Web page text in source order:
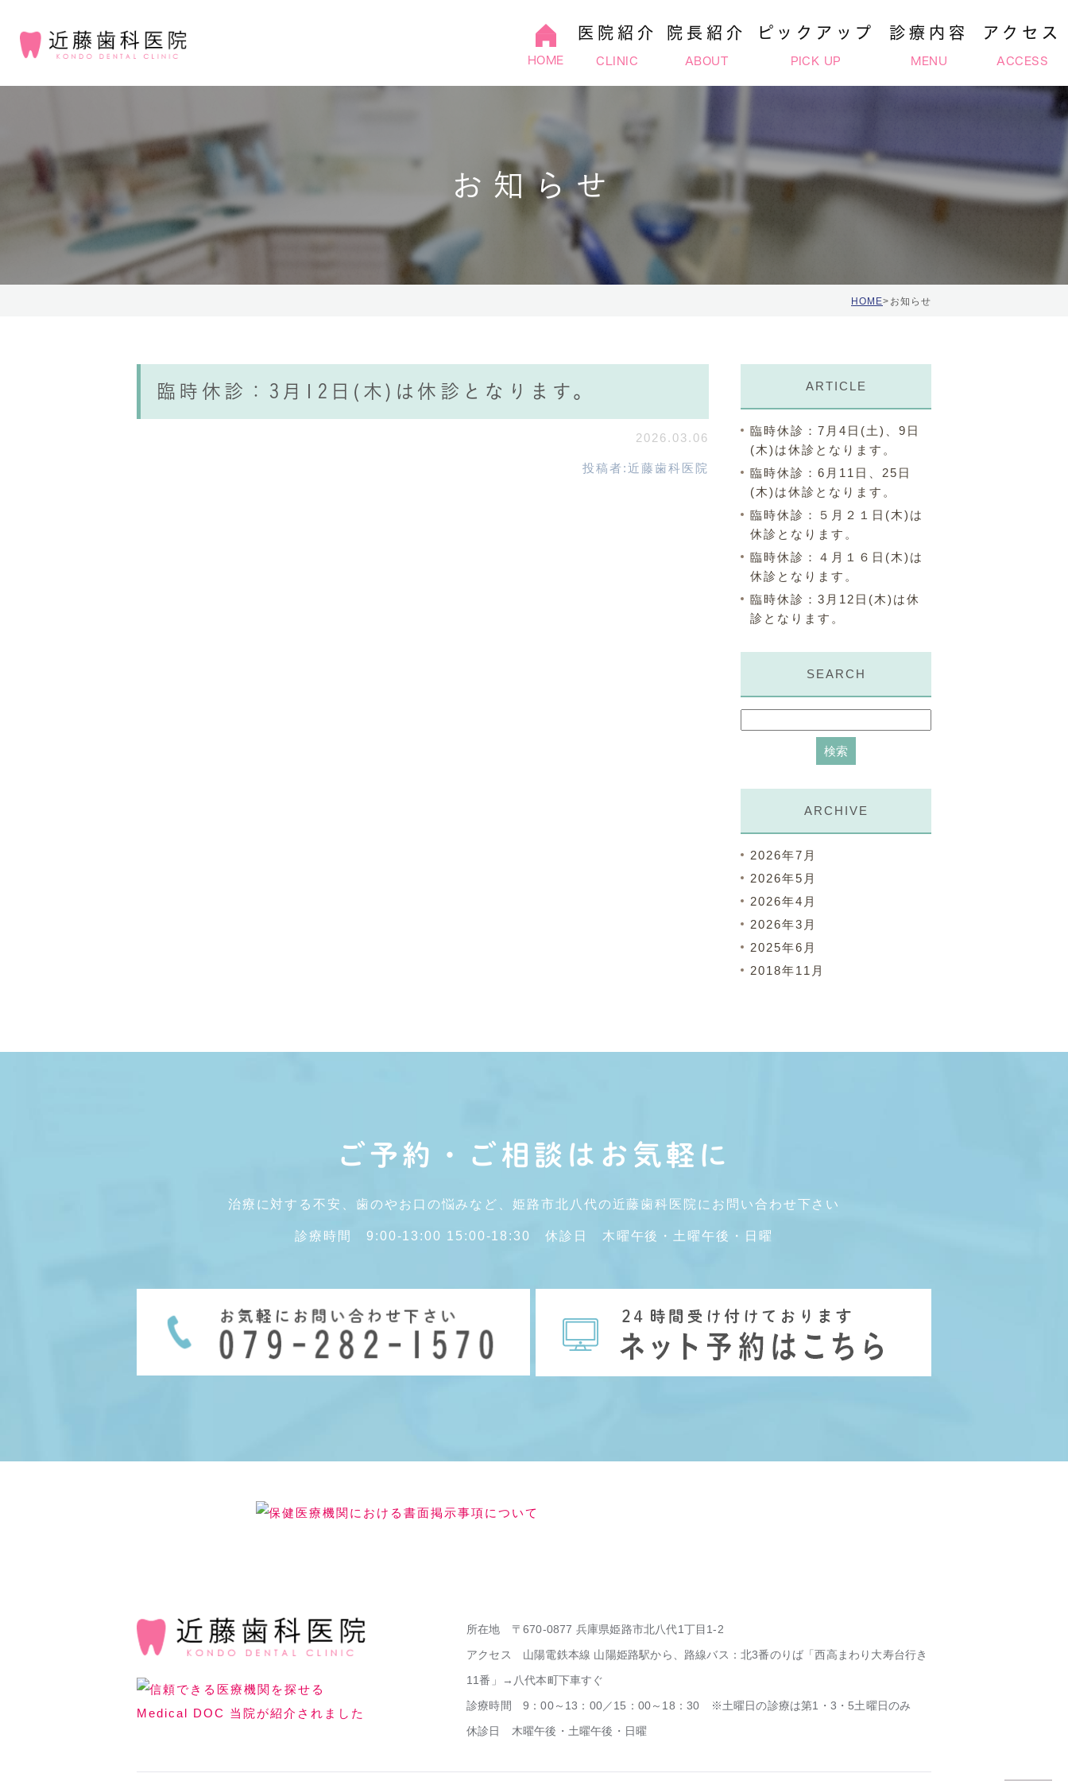
HOME
医院紹介
CLINIC
診療方針 アクセス 当院の特徴
院長紹介
ABOUT
ピックアップ
PICK UP
顎関節症・噛み合わせ治療 顕微鏡と薬を使った歯周病治療 バクテリアセラピーの細菌予防
診療内容
MENU
一般歯科 ホワイトニング
審美治療
顎関節症 入れ歯 インプラント 親知らずの抜歯
アクセス
ACCESS
お知らせ
HOME> お知らせ
臨時休診：3月12日(木)は休診となります。
2026.03.06
投稿者:近藤歯科医院
ARTICLE
臨時休診：7月4日(土)、9日
(木)は休診となります。
臨時休診：6月11日、25日
(木)は休診となります。
臨時休診：５月２１日(木)は
休診となります。
臨時休診：４月１６日(木)は
休診となります。
臨時休診：3月12日(木)は休
診となります。
SEARCH
ARCHIVE
2026年7月
2026年5月
2026年4月
2026年3月
2025年6月
2018年11月
ご予約・ご相談はお気軽に
治療に対する不安、歯のやお口の悩みなど、姫路市北八代の近藤歯科医院にお問い合わせ下さい
診療時間 9:00-13:00 15:00-18:30 休診日 木曜午後・土曜午後・日曜
所在地 〒670-0877 兵庫県姫路市北八代1丁目1-2
アクセス 山陽電鉄本線 山陽姫路駅から、路線バス：北3番のりば「西高まわり大寿台行き
11番」→八代本町下車すぐ
診療時間 9：00～13：00／15：00～18：30 ※土曜日の診療は第1・3・5土曜日のみ
休診日 木曜午後・土曜午後・日曜